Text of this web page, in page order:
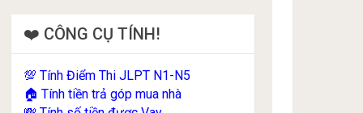
❤️ CÔNG CỤ TÍNH!
💯Tính Điểm Thi JLPT N1-N5
🏠Tính tiền trả góp mua nhà